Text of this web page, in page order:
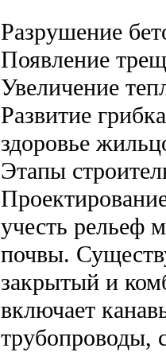
Разрушение
Появление
Увеличение
Развитие
здоровье
Этапы
учесть рельеф
почвы.
закрытый и
включает
трубопроводы,